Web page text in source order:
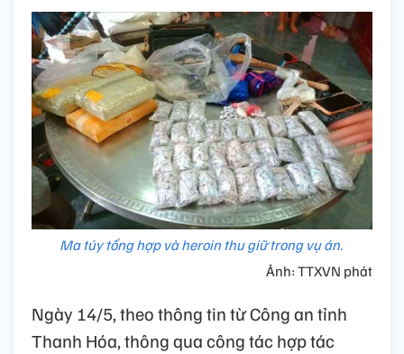
Ma túy tổng hợp và heroin thu giữ trong vụ án.
Ảnh: TTXVN phát
Ngày 14/5, theo thông tin từ Công an tỉnh
Thanh Hóa, thông qua công tác hợp tác